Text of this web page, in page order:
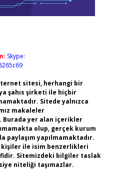
Skype:
sitesi, herhangi bir
şahıs şirketi ile hiçbir
Sitede yalnızca
makaleler
Burada yer alan içerikler
olup, gerçek kurum
paylaşım yapılmamaktadır.
kişiler ile isim benzerlikleri
Sitemizdeki bilgiler taslak
niteliği taşımazlar.